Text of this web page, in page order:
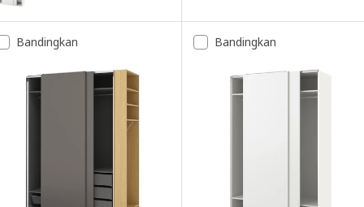
Bandingkan Bandingkan